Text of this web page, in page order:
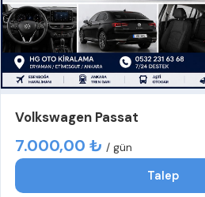
Volkswagen Passat
7.000,00 ₺ / gün
Talep